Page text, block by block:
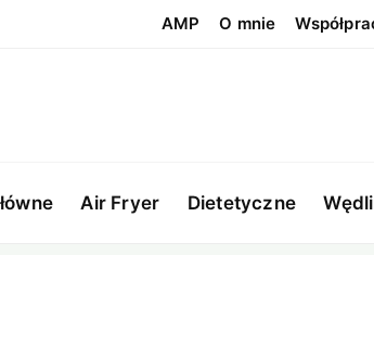
AMP O mnie
Air Fryer Dietetyczne